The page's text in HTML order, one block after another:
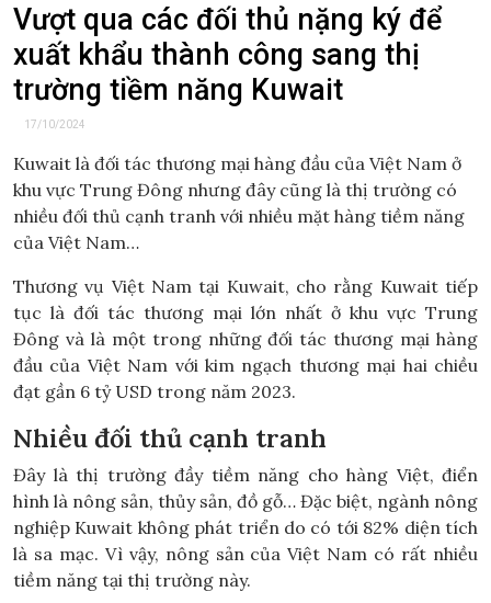
Vượt qua các đối thủ nặng ký để
xuất khẩu thành công sang thị
trường tiềm năng Kuwait
17/10/2024
Kuwait là đối tác thương mại hàng đầu của Việt Nam ở
khu vực Trung Đông nhưng đây cũng là thị trường có
nhiều đối thủ cạnh tranh với nhiều mặt hàng tiềm năng
của Việt Nam…
Thương vụ Việt Nam tại Kuwait, cho rằng Kuwait tiếp
tục là đối tác thương mại lớn nhất ở khu vực Trung
Đông và là một trong những đối tác thương mại hàng
đầu của Việt Nam với kim ngạch thương mại hai chiều
đạt gần 6 tỷ USD trong năm 2023.
Nhiều đối thủ cạnh tranh
Đây là thị trường đầy tiềm năng cho hàng Việt, điển
hình là nông sản, thủy sản, đồ gỗ… Đặc biệt, ngành nông
nghiệp Kuwait không phát triển do có tới 82% diện tích
là sa mạc. Vì vậy, nông sản của Việt Nam có rất nhiều
tiềm năng tại thị trường này.